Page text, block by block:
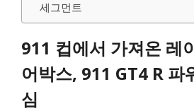
세그먼트
911 컵에서 가져온 레
어박스, 911 GT4 R 파
심